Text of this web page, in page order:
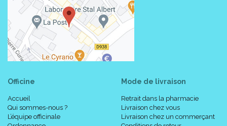
Officine
Accueil
Qui sommes-nous ?
L’équipe officinale
Mode de livraison
Retrait dans la pharmacie
Livraison chez vous
Livraison chez un commerçant